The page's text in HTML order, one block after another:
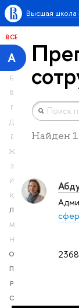
Высшая школа
ВСЕ
А
Б
В
Г
Д
Е
Ж
З
И
К
Л
М
Н
О
П
Р
С
Найден 1